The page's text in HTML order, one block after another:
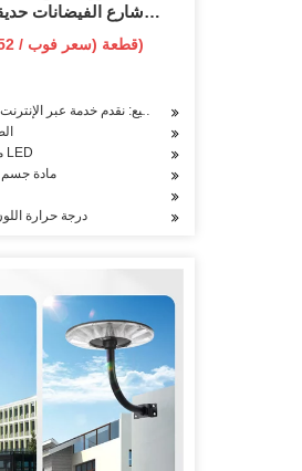
شارع الفيضانات
US$ 37.52-42.52 / قطعة (سعر فوب)
خدمة ما بعد البيع: نقدم خدمة عبر الإنترنت على
مصدر الضوء: مصباح LED
مادة جسم
درجة حرارة اللون: 2700-7000